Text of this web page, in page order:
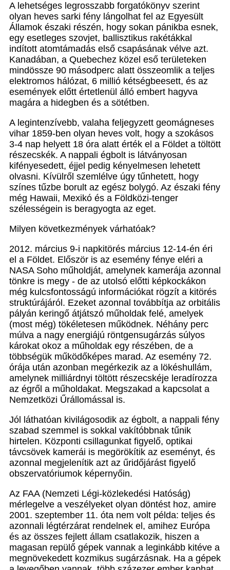
A lehetséges legrosszabb forgatókönyv szerint
olyan heves sarki fény lángolhat fel az Egyesült
Államok északi részén, hogy sokan pánikba esnek,
egy esetleges szovjet, ballisztikus rakétákkal
indított atomtámadás első csapásának vélve azt.
Kanadában, a Quebechez közel eső területeken
mindössze 90 másodperc alatt összeomlik a teljes
elektromos hálózat, 6 millió kétségbeesett, és az
események előtt értetlenül álló embert hagyva
magára a hidegben és a sötétben.
A legintenzívebb, valaha feljegyzett geomágneses
vihar 1859-ben olyan heves volt, hogy a szokásos
3-4 nap helyett 18 óra alatt érték el a Földet a töltött
részecskék. A nappali égbolt is látványosan
kifényesedett, éjjel pedig kényelmesen lehetett
olvasni. Kívülről szemlélve úgy tűnhetett, hogy
színes tűzbe borult az egész bolygó. Az északi fény
még Hawaii, Mexikó és a Földközi-tenger
szélességein is beragyogta az eget.
Milyen következmények várhatóak?
2012. március 9-i napkitörés március 12-14-én éri
el a Földet. Először is az esemény fénye eléri a
NASA Soho műholdját, amelynek kamerája azonnal
tönkre is megy - de az utolsó előtti képkockákon
még kulcsfontosságú információkat rögzít a kitörés
struktúrájáról. Ezeket azonnal továbbítja az orbitális
pályán keringő átjátszó műholdak felé, amelyek
(most még) tökéletesen működnek. Néhány perc
múlva a nagy energiájú röntgensugárzás súlyos
károkat okoz a műholdak egy részében, de a
többségük működőképes marad. Az esemény 72.
órája után azonban megérkezik az a lökéshullám,
amelynek milliárdnyi töltött részecskéje leradírozza
az égről a műholdakat. Megszakad a kapcsolat a
Nemzetközi Űrállomással is.
Jól láthatóan kivilágosodik az égbolt, a nappali fény
szabad szemmel is sokkal vakítóbbnak tűnik
hirtelen. Központi csillagunkat figyelő, optikai
távcsövek kamerái is megörökítik az eseményt, és
azonnal megjelenítik azt az űridőjárást figyelő
obszervatóriumok képernyőin.
Az FAA (Nemzeti Légi-közlekedési Hatóság)
mérlegelve a veszélyeket olyan döntést hoz, amire
2001. szeptember 11. óta nem volt példa: teljes és
azonnali légtérzárat rendelnek el, amihez Európa
és az összes fejlett állam csatlakozik, hiszen a
magasan repülő gépek vannak a leginkább kitéve a
megnövekedett kozmikus sugárzásnak. Ha a gépek